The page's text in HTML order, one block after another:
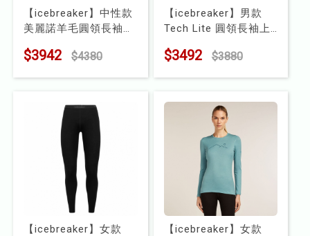
【icebreaker】中性款
美麗諾羊毛圓領長袖上
型號 : IB0A57DB
$3942 $4380
【icebreaker】男款
Tech Lite 圓領長袖上
型號 : IB0A57C6
$3492 $3880
【icebreaker】女款
【icebreaker】女款